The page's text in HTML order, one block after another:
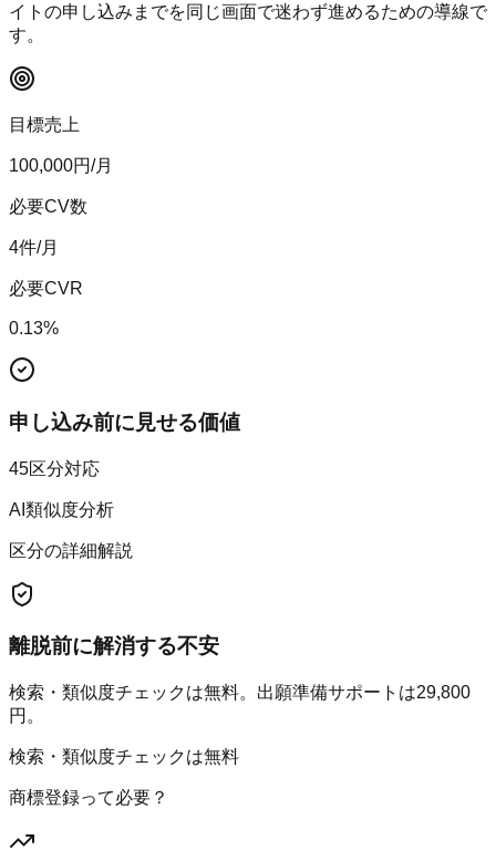
イトの申し込みまでを同じ画面で迷わず進めるための導線で
す。
目標売上
100,000円/月
必要CV数
4件/月
必要CVR
0.13%
申し込み前に見せる価値
45区分対応
AI類似度分析
区分の詳細解説
離脱前に解消する不安
検索・類似度チェックは無料。出願準備サポートは29,800
円。
検索・類似度チェックは無料
商標登録って必要？